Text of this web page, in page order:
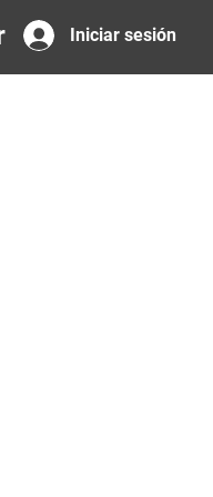
Iniciar sesión